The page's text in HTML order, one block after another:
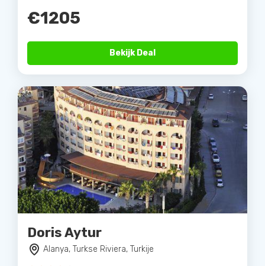
€1205
Bekijk Deal
Doris Aytur
Alanya, Turkse Riviera, Turkije